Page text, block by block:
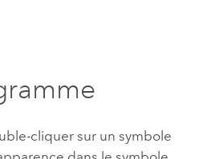
cliquer sur un symbole